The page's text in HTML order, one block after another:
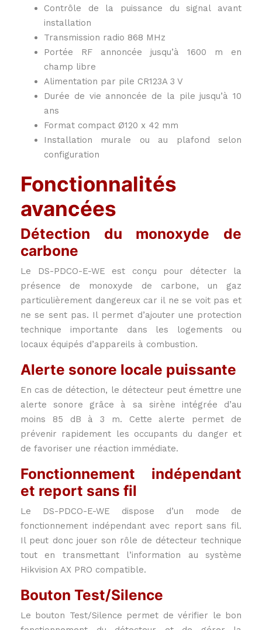
Contrôle de la puissance du signal avant
installation
Transmission radio 868 MHz
Portée RF annoncée jusqu’à 1600 m en
champ libre
Alimentation par pile CR123A 3 V
Durée de vie annoncée de la pile jusqu’à 10
ans
Format compact Ø120 x 42 mm
Installation murale ou au plafond selon
configuration
Fonctionnalités
avancées
Détection du monoxyde de
carbone
Le DS-PDCO-E-WE est conçu pour détecter la
présence de monoxyde de carbone, un gaz
particulièrement dangereux car il ne se voit pas et
ne se sent pas. Il permet d’ajouter une protection
technique importante dans les logements ou
locaux équipés d’appareils à combustion.
Alerte sonore locale puissante
En cas de détection, le détecteur peut émettre une
alerte sonore grâce à sa sirène intégrée d’au
moins 85 dB à 3 m. Cette alerte permet de
prévenir rapidement les occupants du danger et
de favoriser une réaction immédiate.
Fonctionnement indépendant
et report sans fil
Le DS-PDCO-E-WE dispose d’un mode de
fonctionnement indépendant avec report sans fil.
Il peut donc jouer son rôle de détecteur technique
tout en transmettant l’information au système
Hikvision AX PRO compatible.
Bouton Test/Silence
Le bouton Test/Silence permet de vérifier le bon